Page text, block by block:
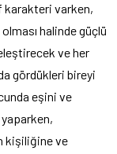
karakteri varken,
halinde güçlü
ve her
gördükleri bireyi
eşini ve
kişiliğine ve